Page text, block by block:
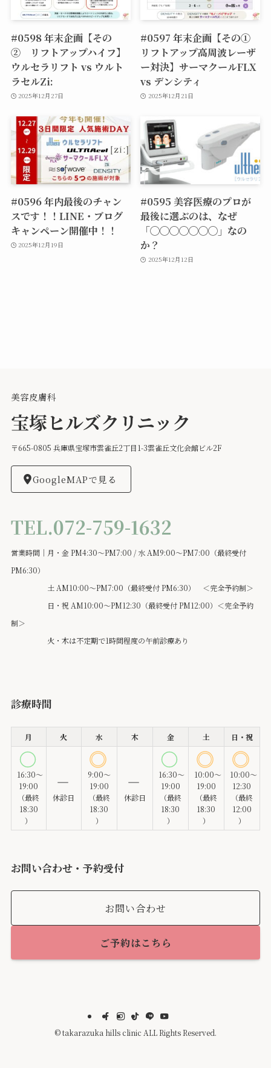
#0598 年末企画【その
② リフトアップハイフ】
ウルセラリフト vs ウルト
ラセルZi:
2025年12月27日
#0597 年末企画【その①
リフトアップ高周波レーザ
ー対決】サーマクールFLX
vs デンシティ
2025年12月21日
#0596 年内最後のチャン
スです！！LINE・ブログ
キャンペーン開催中！！
2025年12月19日
#0595 美容医療のプロが
最後に選ぶのは、なぜ
「◯◯◯◯◯◯◯」なの
か？
2025年12月12日
美容皮膚科
宝塚ヒルズクリニック
〒665-0805 兵庫県宝塚市雲雀丘2丁目1-3雲雀丘文化会館ビル2F
GoogleMAPで見る
TEL.072-759-1632
営業時間｜月・金 PM4:30～PM7:00 / 水 AM9:00～PM7:00（最終受付
PM6:30）
土 AM10:00～PM7:00（最終受付 PM6:30） ＜完全予約制＞
日・祝 AM10:00～PM12:30（最終受付 PM12:00）＜完全予約
制＞
火・木は不定期で1時間程度の午前診療あり
診療時間
月 火 水 木 金 土 日・祝
16:30～
19:00
（最終
18:30
）
休診日
9:00～
19:00
（最終
18:30
）
休診日
16:30～
19:00
（最終
18:30
）
10:00～
19:00
（最終
18:30
）
10:00～
12:30
（最終
12:00
）
お問い合わせ・予約受付
お問い合わせ
ご予約はこちら
©takarazuka hills clinic ALL Rights Reserved.